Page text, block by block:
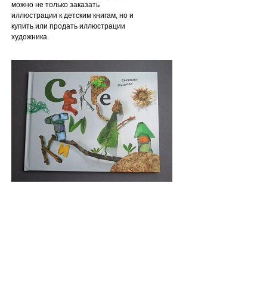
можно не только заказать
иллюстрации к детским книгам, но и
купить или продать иллюстрации
художника.